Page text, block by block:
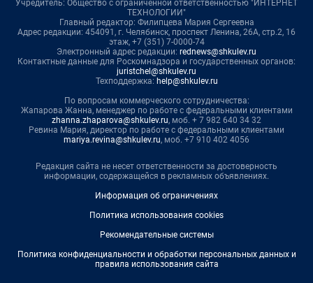
Учредитель: Общество с ограниченной ответственностью "ИНТЕРНЕТ
ТЕХНОЛОГИИ"
Главный редактор: Филипцева Мария Сергеевна
Адрес редакции: 454091, г. Челябинск, проспект Ленина, 26А, стр.2, 16
этаж, +7 (351) 7-0000-74
Электронный адрес редакции: rednews@shkulev.ru
Контактные данные для Роскомнадзора и государственных органов:
juristchel@shkulev.ru
Техподдержка: help@shkulev.ru
По вопросам коммерческого сотрудничества:
Жапарова Жанна, менеджер по работе с федеральными клиентами
zhanna.zhaparova@shkulev.ru, моб. + 7 982 640 34 32
Ревина Мария, директор по работе с федеральными клиентами
mariya.revina@shkulev.ru, моб. +7 910 402 4056
Редакция сайта не несет ответственности за достоверность
информации, содержащейся в рекламных объявлениях.
Информация об ограничениях
Политика использования cookies
Рекомендательные системы
Политика конфиденциальности и обработки персональных данных и
правила использования сайта